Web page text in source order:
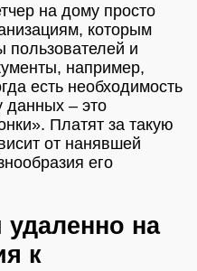
на дому просто
которым
пользователей и
например,
есть необходимость
данных – это
Платят за такую
от нанявшей
его
удаленно на
к